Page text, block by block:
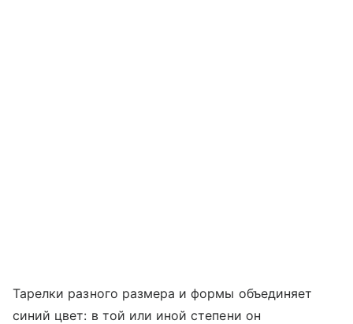
Тарелки разного размера и формы объединяет
синий цвет: в той или иной степени он